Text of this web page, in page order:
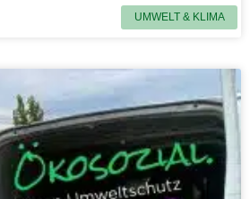
UMWELT & KLIMA